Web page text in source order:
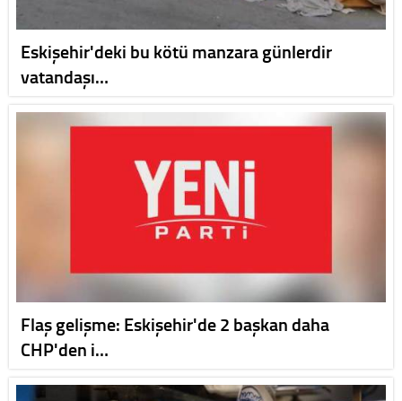
Eskişehir'deki bu kötü manzara günlerdir
vatandaşı…
Flaş gelişme: Eskişehir'de 2 başkan daha
CHP'den i…